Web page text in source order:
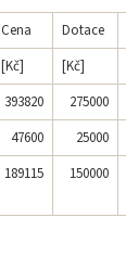
Cena Dotace
[Kč]
[Kč]
393820 275000
47600 25000
189115 150000